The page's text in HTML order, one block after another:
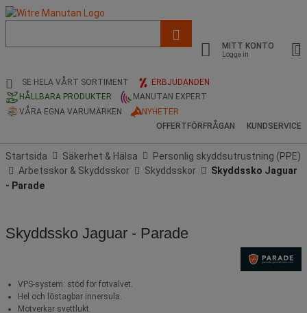
och
sökhistorik
MITT KONTO
Logga in
SE HELA VÅRT SORTIMENT
ERBJUDANDEN
HÅLLBARA PRODUKTER
MANUTAN EXPERT
VÅRA EGNA VARUMÄRKEN
NYHETER
OFFERTFÖRFRÅGAN
KUNDSERVICE
Startsida Säkerhet & Hälsa
Personlig skyddsutrustning (PPE)
Arbetsskor & Skyddsskor
Skyddsskor
Skyddssko Jaguar
- Parade
Skyddssko Jaguar - Parade
VPS-system: stöd för fotvalvet.
Hel och löstagbar innersula.
Motverkar svettlukt.